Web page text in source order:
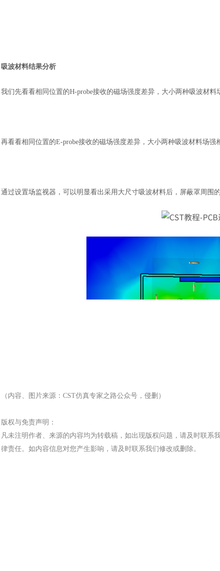
吸波材料结果分析
我们先看看相同位置的H-probe接收的磁场强度差异，大小两种吸波材料
再看看相同位置的E-probe接收的磁场强度差异，大小两种吸波材料场强
通过设置场监视器，可以明显看出采用大尺寸吸波材料后，屏蔽罩周围
（内容、图片来源： CST仿真专家之路公众号，侵删）
版权与免责声明：
凡未注明作者、来源的内容均为转载稿，如出现版权问题，请及时联
律责任。如内容信息对您产生影响，请及时联系我们修改或删除。